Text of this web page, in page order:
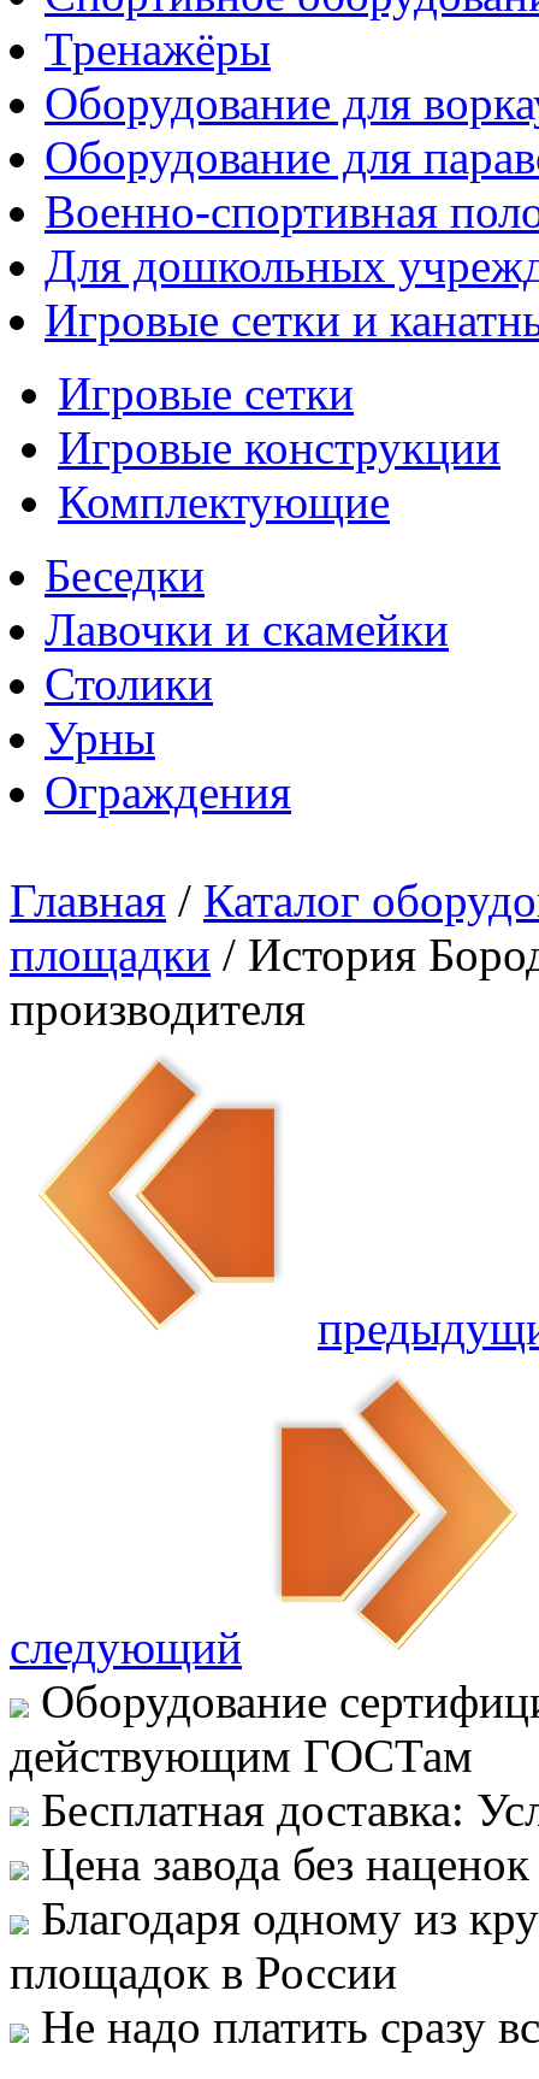
Тренажёры
Оборудование для
Оборудование для
Военно-спортивная
Для дошкольных
Игровые сетки и
Игровые сетки
Игровые конструкции
Комплектующие
Беседки
Лавочки и скамейки
Столики
Урны
Ограждения
Главная / Каталог
площадки / История
производителя
следующий
Оборудование
действующим ГОСТам
Бесплатная доставка:
Цена завода без
Благодаря одному из
площадок в России
Не надо платить сразу